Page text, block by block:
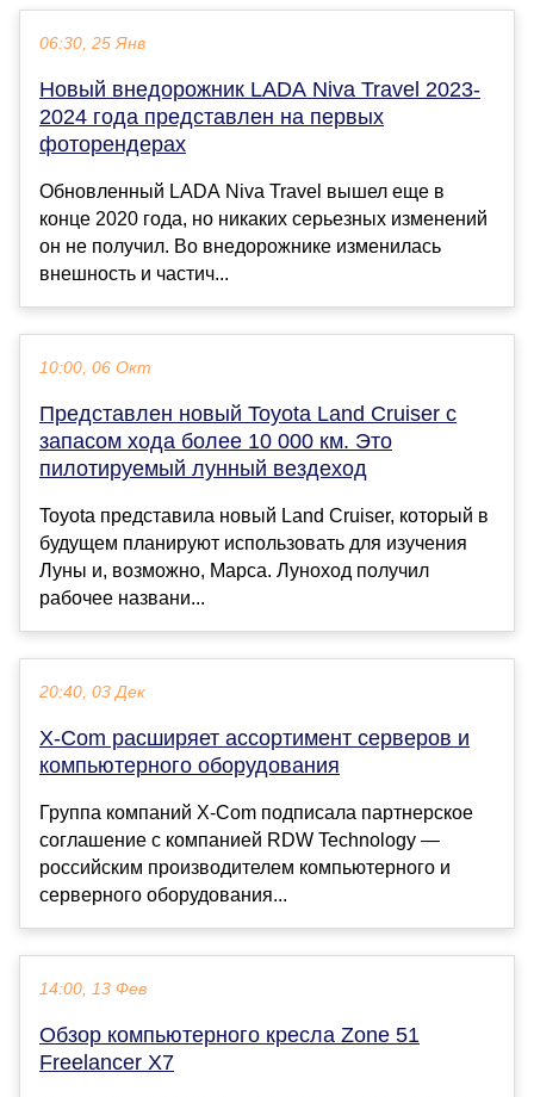
06:30, 25 Янв
Новый внедорожник LADA Niva Travel 2023-
2024 года представлен на первых
фоторендерах
Обновленный LADA Niva Travel вышел еще в
конце 2020 года, но никаких серьезных изменений
он не получил. Во внедорожнике изменилась
внешность и частич...
10:00, 06 Окт
Представлен новый Toyota Land Cruiser с
запасом хода более 10 000 км. Это
пилотируемый лунный вездеход
Toyota представила новый Land Cruiser, который в
будущем планируют использовать для изучения
Луны и, возможно, Марса. Луноход получил
рабочее названи...
20:40, 03 Дек
X-Com расширяет ассортимент серверов и
компьютерного оборудования
Группа компаний X-Com подписала партнерское
соглашение с компанией RDW Technology —
российским производителем компьютерного и
серверного оборудования...
14:00, 13 Фев
Обзор компьютерного кресла Zone 51
Freelancer X7